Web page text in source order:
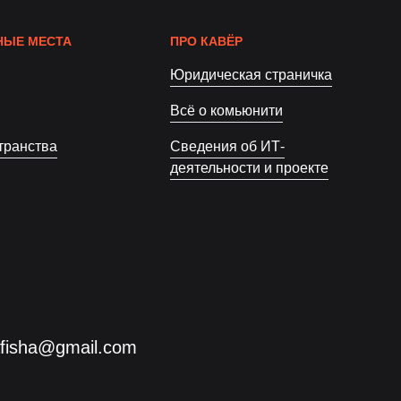
МЕСТА ПРО КАВЁР
Юридическая страничка
Всё о комьюнити
Сведения об ИТ-
деятельности и проекте